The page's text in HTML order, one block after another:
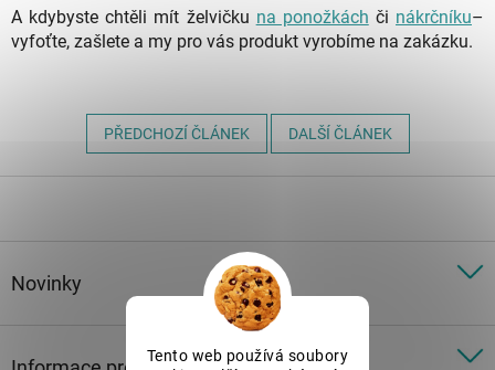
Tento web používá soubory
A kdybyste chtěli mít želvičku na ponožkách či nákrčníku–
vyfoťte, zašlete a my pro vás produkt vyrobíme na zakázku.
PŘEDCHOZÍ ČLÁNEK DALŠÍ ČLÁNEK
p
Novinky